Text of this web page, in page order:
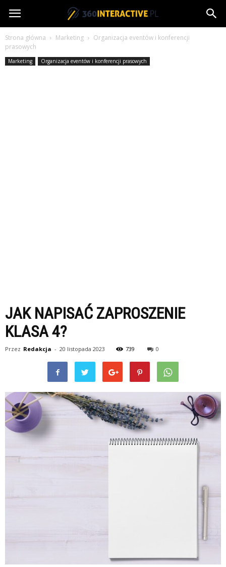
360interactive.pl
Strona główna Marketing
Organizacja eventów i konferencji
prasowych
Marketing Organizacja eventów i konferencji prasowych
JAK NAPISAĆ ZAPROSZENIE
KLASA 4?
Przez Redakcja - 20 listopada 2023 739 0